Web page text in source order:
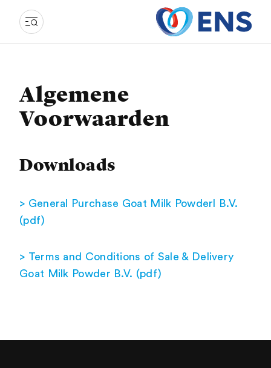
Algemene
Voorwaarden
Downloads
> General Purchase Goat Milk Powderl B.V.
(pdf)
> Terms and Conditions of Sale & Delivery
Goat Milk Powder B.V. (pdf)